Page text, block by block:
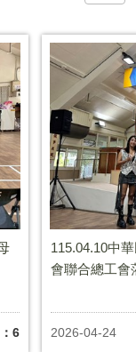
：6
115.04.10中
會聯合總工會
2026-04-24